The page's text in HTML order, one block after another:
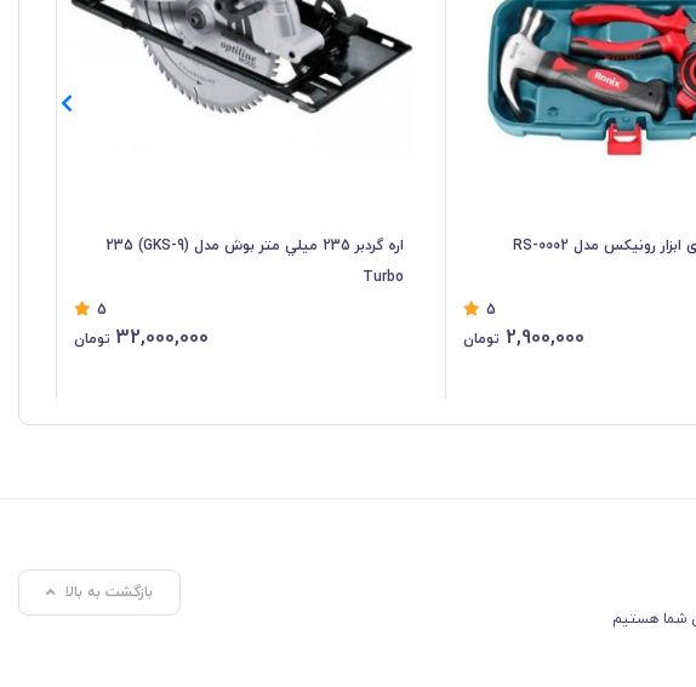
5
2,900,000 تومان
اره گردبر 235 ميلي متر بوش مدل (GKS-9) 235
Turbo
5
32,000,000 تومان
بازگشت به بالا